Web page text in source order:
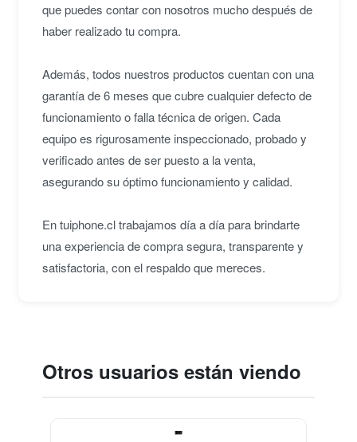
que puedes contar con nosotros mucho después de
haber realizado tu compra.
Además, todos nuestros productos cuentan con una
garantía de 6 meses que cubre cualquier defecto de
funcionamiento o falla técnica de origen. Cada
equipo es rigurosamente inspeccionado, probado y
verificado antes de ser puesto a la venta,
asegurando su óptimo funcionamiento y calidad.
En tuiphone.cl trabajamos día a día para brindarte
una experiencia de compra segura, transparente y
satisfactoria, con el respaldo que mereces.
Otros usuarios están viendo